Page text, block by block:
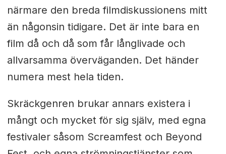
närmare den breda filmdiskussionens mitt
än någonsin tidigare. Det är inte bara en
film då och då som får långlivade och
allvarsamma överväganden. Det händer
numera mest hela tiden.
Skräckgenren brukar annars existera i
mångt och mycket för sig själv, med egna
festivaler såsom Screamfest och Beyond